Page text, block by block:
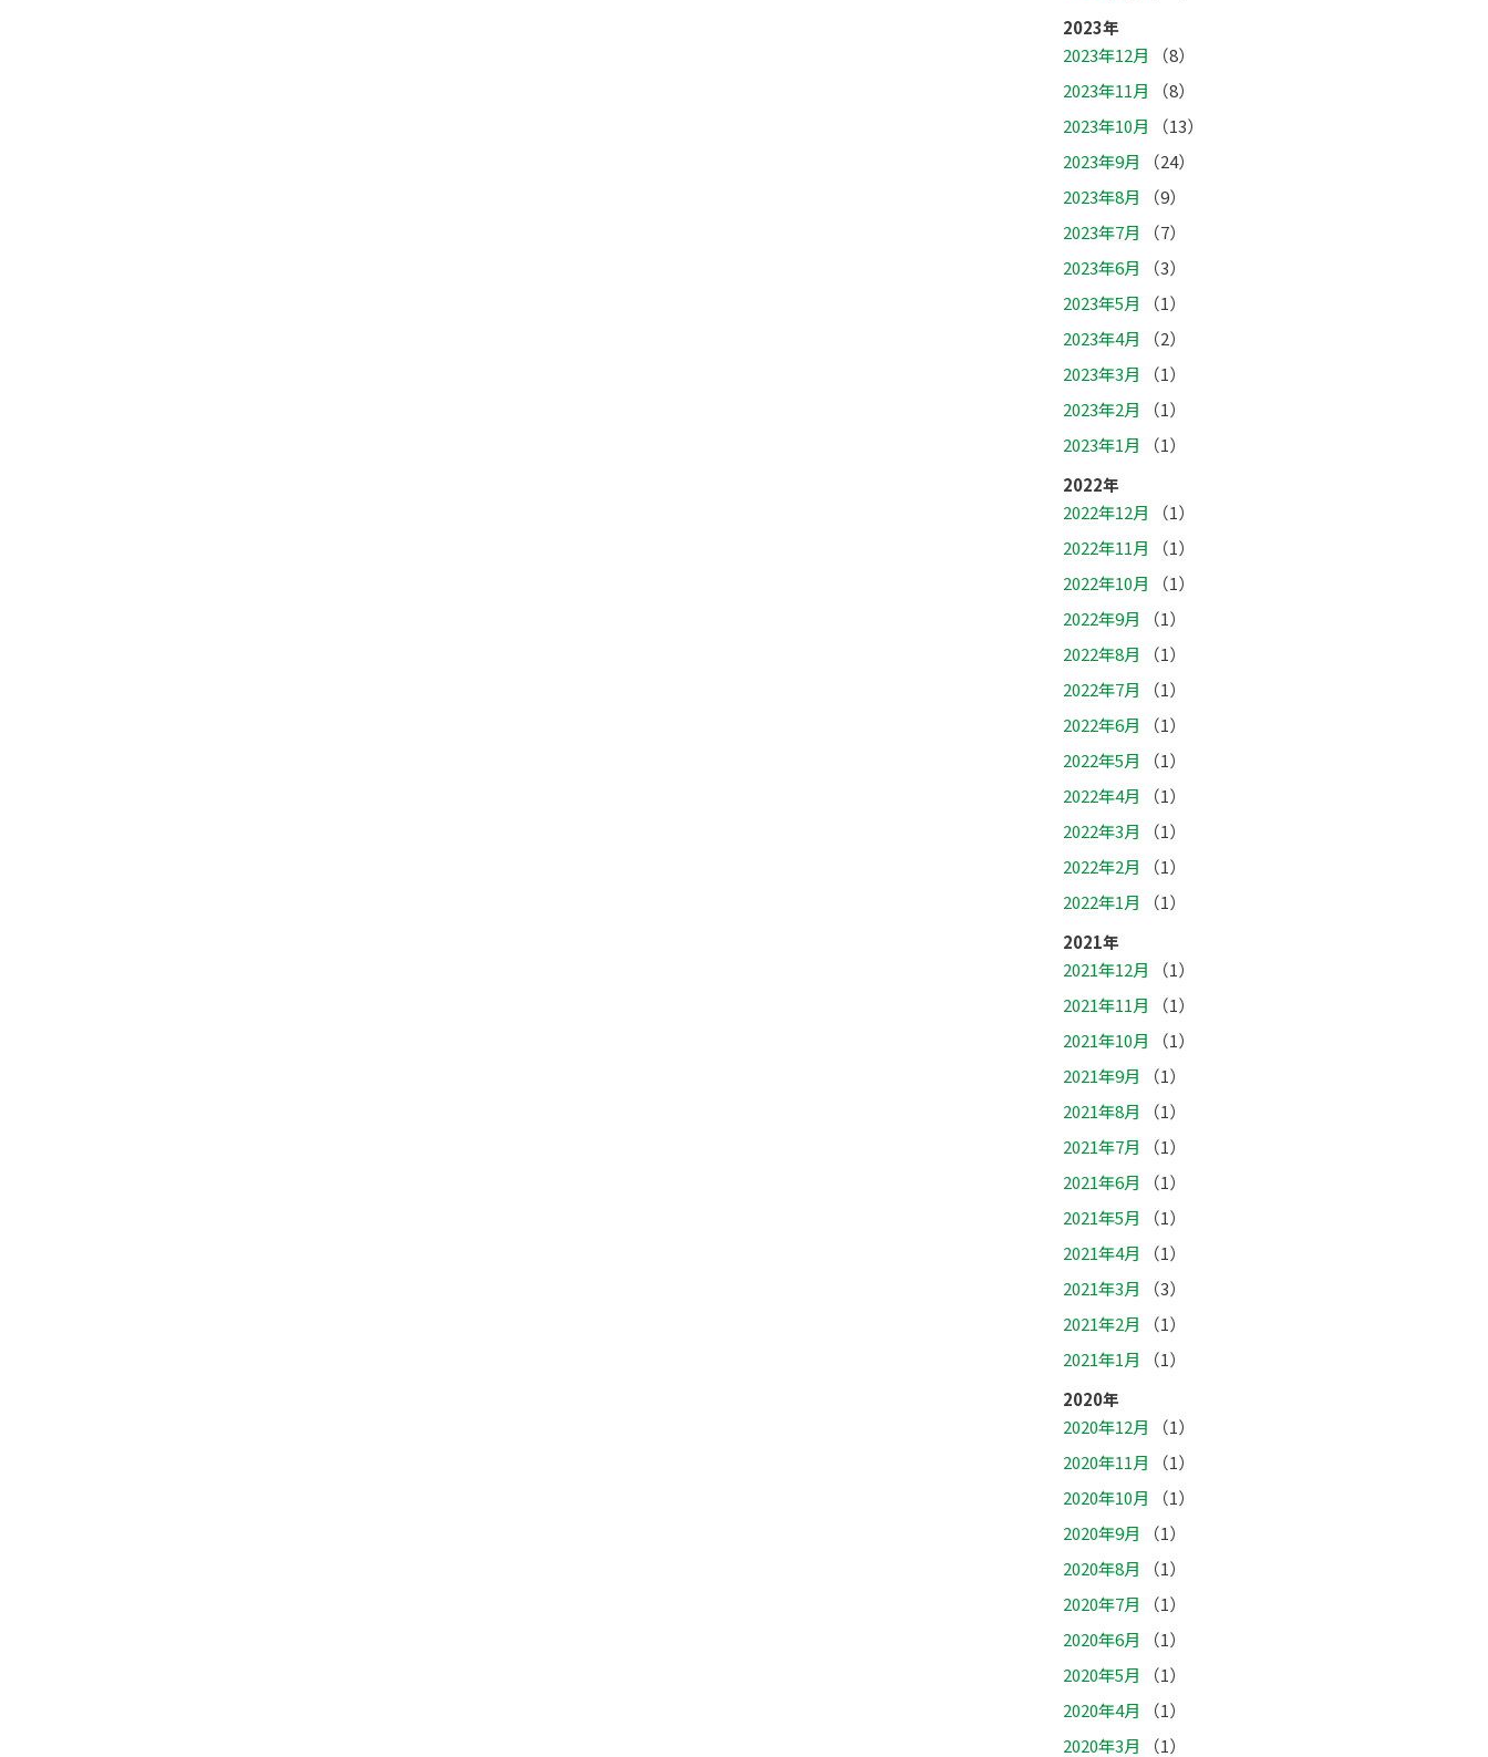
2023年
2023年12月
（8）
2023年11月
（8）
2023年10月
（13）
2023年9月
（24）
2023年8月
（9）
2023年7月
（7）
2023年6月
（3）
2023年5月
（1）
2023年4月
（2）
2023年3月
（1）
2023年2月
（1）
2023年1月
（1）
2022年
2022年12月
（1）
2022年11月
（1）
2022年10月
（1）
2022年9月
（1）
2022年8月
（1）
2022年7月
（1）
2022年6月
（1）
2022年5月
（1）
2022年4月
（1）
2022年3月
（1）
2022年2月
（1）
2022年1月
（1）
2021年
2021年12月
（1）
2021年11月
（1）
2021年10月
（1）
2021年9月
（1）
2021年8月
（1）
2021年7月
（1）
2021年6月
（1）
2021年5月
（1）
2021年4月
（1）
2021年3月
（3）
2021年2月
（1）
2021年1月
（1）
2020年
2020年12月
（1）
2020年11月
（1）
2020年10月
（1）
2020年9月
（1）
2020年8月
（1）
2020年7月
（1）
2020年6月
（1）
2020年5月
（1）
2020年4月
（1）
2020年3月
（1）